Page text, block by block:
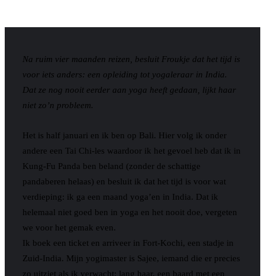
Na ruim vier maanden reizen, besluit Froukje dat het tijd is
voor iets anders: een opleiding tot yogaleraar in India.
Dat ze nog nooit eerder aan yoga heeft gedaan, lijkt haar
niet zo’n probleem.
Het is half januari en ik ben op Bali. Hier volg ik onder
andere een Tai Chi-les waardoor ik het gevoel heb dat ik in
Kung-Fu Panda ben beland (zonder de schattige
pandaberen helaas) en besluit ik dat het tijd is voor wat
verdieping: ik ga een maand yoga’en in India. Dat ik
helemaal niet goed ben in yoga en het nooit doe, vergeten
we voor het gemak even.
Ik boek een ticket en arriveer in Fort-Kochi, een stadje in
Zuid-India. Mijn yogimaster is Sajee, iemand die er precies
zo uitziet als ik verwacht: lang haar, een baard met een